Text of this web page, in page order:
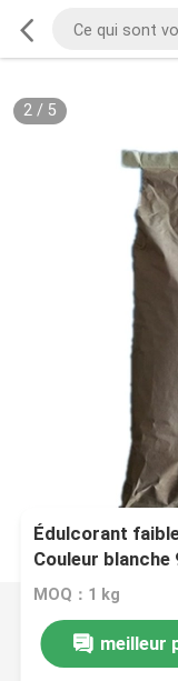
2/ 5
Édulcorant
Couleur
MOQ：1 kg
meilleur